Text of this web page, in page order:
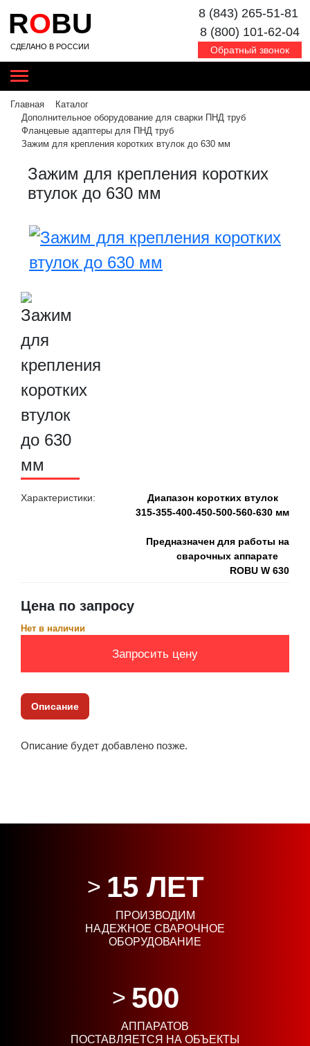
ROBU
СДЕЛАНО В РОССИИ
8 (843) 265-51-81
8 (800) 101-62-04
Обратный звонок
Главная
Каталог
Дополнительное оборудование для сварки ПНД труб
Фланцевые адаптеры для ПНД труб
Зажим для крепления коротких втулок до 630 мм
Зажим для крепления коротких
втулок до 630 мм
Характеристики:
Диапазон коротких втулок
315-355-400-450-500-560-630 мм
Предназначен для работы на
сварочных аппарате
ROBU W 630
Цена по запросу
Нет в наличии
Запросить цену
Описание
Описание будет добавлено позже.
15 ЛЕТ
ПРОИЗВОДИМ
НАДЕЖНОЕ СВАРОЧНОЕ
ОБОРУДОВАНИЕ
500
АППАРАТОВ
ПОСТАВЛЯЕТСЯ НА ОБЪЕКТЫ